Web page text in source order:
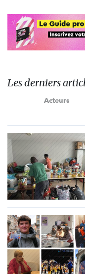
Les derniers
Acteurs